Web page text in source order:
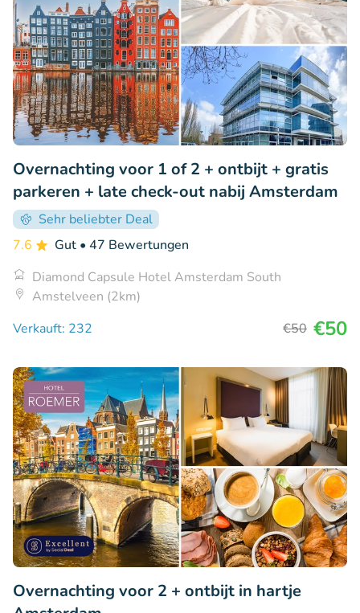
Overnachting voor 1 of 2 + ontbijt + gratis
parkeren + late check-out nabij Amsterdam
Sehr beliebter Deal
7.6
Gut • 47 Bewertungen
Diamond Capsule Hotel Amsterdam South
Amstelveen (2km)
Verkauft: 232
€50 €50
Overnachting voor 2 + ontbijt in hartje